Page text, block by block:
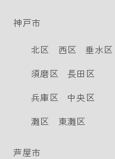
神戸市
北区 西区
垂水区
須磨区
長田区
兵庫区
中央区
灘区
東灘区
芦屋市